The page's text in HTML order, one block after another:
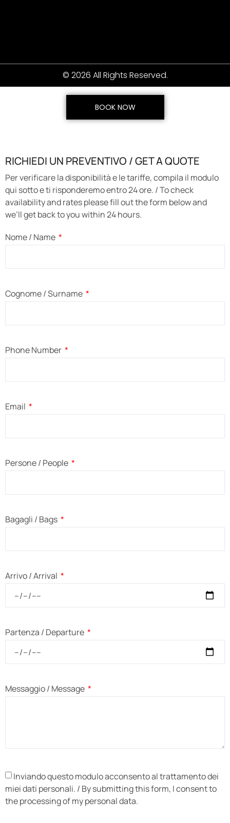
© 2026 All Rights Reserved.
BOOK NOW
RICHIEDI UN PREVENTIVO / GET A QUOTE
Per verificare la disponibilità e le tariffe, compila il modulo
qui sotto e ti risponderemo entro 24 ore. / To check
availability and rates please fill out the form below and
we’ll get back to you within 24 hours.
Nome / Name
Cognome / Surname
Phone Number
Email
Persone / People
Bagagli / Bags
Arrivo / Arrival
Partenza / Departure
Messaggio / Message
Inviando questo modulo acconsento al trattamento dei
miei dati personali. / By submitting this form, I consent to
the processing of my personal data.